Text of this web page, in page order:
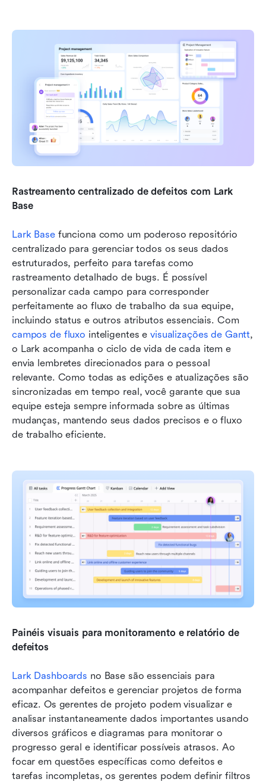
Rastreamento centralizado de defeitos com Lark
Base
Lark Base funciona como um poderoso repositório
centralizado para gerenciar todos os seus dados
estruturados, perfeito para tarefas como
rastreamento detalhado de bugs. É possível
personalizar cada campo para corresponder
perfeitamente ao fluxo de trabalho da sua equipe,
incluindo status e outros atributos essenciais. Com
campos de fluxo inteligentes e visualizações de Gantt,
o Lark acompanha o ciclo de vida de cada item e
envia lembretes direcionados para o pessoal
relevante. Como todas as edições e atualizações são
sincronizadas em tempo real, você garante que sua
equipe esteja sempre informada sobre as últimas
mudanças, mantendo seus dados precisos e o fluxo
de trabalho eficiente.
Painéis visuais para monitoramento e relatório de
defeitos
Lark Dashboards no Base são essenciais para
acompanhar defeitos e gerenciar projetos de forma
eficaz. Os gerentes de projeto podem visualizar e
analisar instantaneamente dados importantes usando
diversos gráficos e diagramas para monitorar o
progresso geral e identificar possíveis atrasos. Ao
focar em questões específicas como defeitos e
tarefas incompletas, os gerentes podem definir filtros